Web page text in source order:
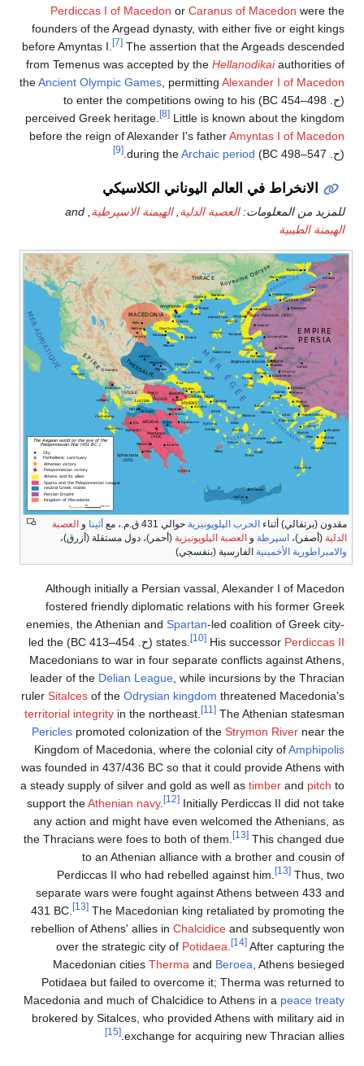
Perdiccas I of Macedon or Caranus of Macedon were the
founders of the Argead dynasty, with either five or eight kings
before Amyntas I. [7] The assertion that the Argeads descended
from Temenus was accepted by the Hellanodikaiauthorities of
theAncient Olympic Games , permitting Alexander I of Macedon
(ح
) to enter the competitions owing to his
perceived Greek heritage.
[8] Little is known about the kingdom
before the reign of Alexander I's fatherAmyntas I of Macedon
(ح ) during the
Archaic period
[9]
الانخراط في العالم اليوناني الكلاسيكي
للمزيد من المعلومات:العصبة الدلية,الهيمنة الاسپرطية, and
الهيمنة الطيبية
مقدون (برتقالي) أثناء الحرب الپلوپونيزية حوالي 431 ق.م.، مع أثينا و العصبة
الدلية (أصفر)، اسپرطة و العصبة الپلوپونيزية (أحمر)، دول مستقلة (أزرق)،
والامبراطورية الأخمينية الفارسية (بنفسجي)
Although initially a Persian vassal, Alexander I of Macedon
fostered friendly diplomatic relations with his former Greek
enemies, the Athenian and Spartan-led coalition of Greek city-
states.
[10] His successor Perdiccas II
(ح. 454–413 BC
) led the
Macedonians to war in four separate conflicts against Athens,
leader of the Delian League, while incursions by the Thracian
ruler Sitalces of the Odrysian kingdom threatened Macedonia's
territorial integrity in the northeast. [11] The Athenian statesman
Pericles promoted colonization of the Strymon River near the
Kingdom of Macedonia, where the colonial city ofAmphipolis
was founded in 437/436 BC so that it could provide Athens with
a steady supply of silver and gold as well as timber and pitch to
support theAthenian navy. [12] Initially Perdiccas II did not take
any action and might have even welcomed the Athenians, as
the Thracians were foes to both of them.
[13] This changed due
to an Athenian alliance with a brother and cousin of
Perdiccas II who had rebelled against him. [13] Thus, two
separate wars were fought against Athens between 433 and
431 BC. [13] The Macedonian king retaliated by promoting the
rebellion of Athens' allies in Chalcidice and subsequently won
over the strategic city of Potidaea. [14] After capturing the
Macedonian cities Therma and Beroea, Athens besieged
Potidaea but failed to overcome it; Therma was returned to
Macedonia and much of Chalcidice to Athens in a peace treaty
brokered by Sitalces, who provided Athens with military aid in
exchange for acquiring new Thracian allies.
[15]